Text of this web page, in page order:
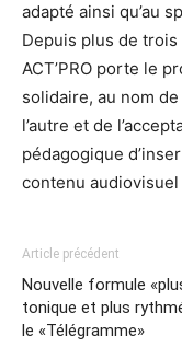
adapté ainsi qu’au
Depuis plus de trois
ACT’PRO porte le
solidaire, au nom
l’autre et de
pédagogique
contenu
Article précédent
Nouvelle formule
tonique et plus
le «Télégramme»